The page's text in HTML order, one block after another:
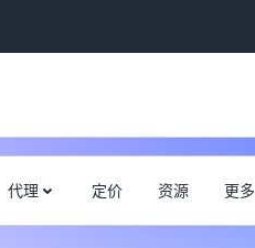
代理 定价 资源 更多